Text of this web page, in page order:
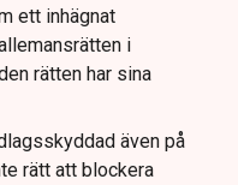
ett inhägnat
i
rätten har sina
även på
rätt att blockera